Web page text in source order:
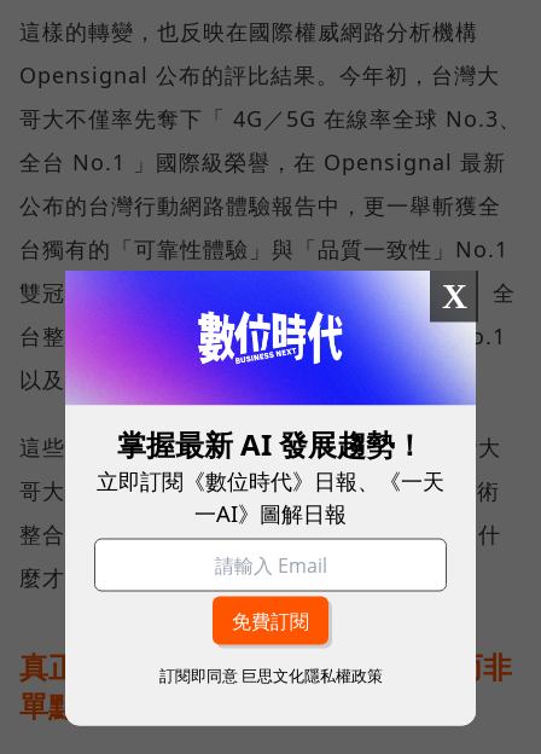
這樣的轉變，也反映在國際權威網路分析機構
Opensignal 公布的評比結果。今年初，台灣大
哥大不僅率先奪下「 4G／5G 在線率全球 No.3、
全台 No.1 」國際級榮譽，在 Opensignal 最新
公布的台灣行動網路體驗報告中，更一舉斬獲全
台獨有的「可靠性體驗」與「品質一致性」No.1
雙冠王，同時，包辦全台整體影音體驗 No.1、全
台整體語音體驗 No.1、全台 5G 語音體驗 No.1
以及全台網路在線率 No.1 多項榮譽。
這些獎項反映的不只是網路順暢，更代表台灣大
哥大長期投入頻譜布局、基地台建設與 5G 技術
整合所累積的成果，也讓外界重新思考：究竟什
麼才是真正的好網路？
真正的好網路，比的是長期穩定、而非
單點測速
X
掌握最新 AI 發展趨勢！
立即訂閱《數位時代》日報、《一天
一AI》圖解日報
訂閱即同意 巨思文化隱私權政策